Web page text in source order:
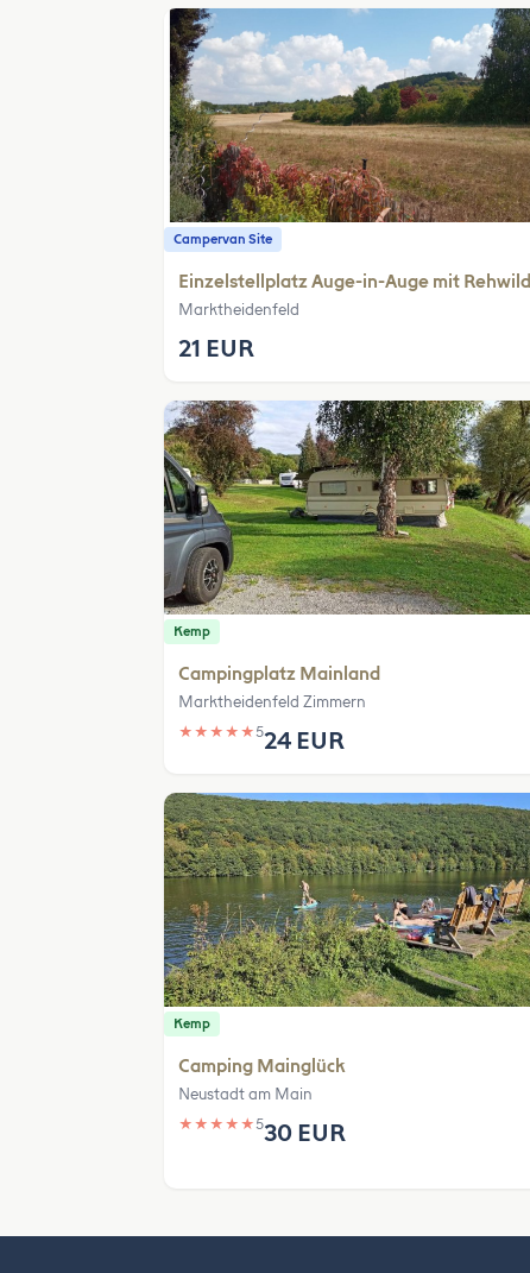
Campervan Site
Einzelstellplatz Auge-in-Auge mit Rehwild
Marktheidenfeld
21 EUR
Kemp
Campingplatz Mainland
Marktheidenfeld Zimmern
★ ★ ★ ★ ★524 EUR
Kemp
Camping Mainglück
Neustadt am Main
★ ★ ★ ★ ★530 EUR